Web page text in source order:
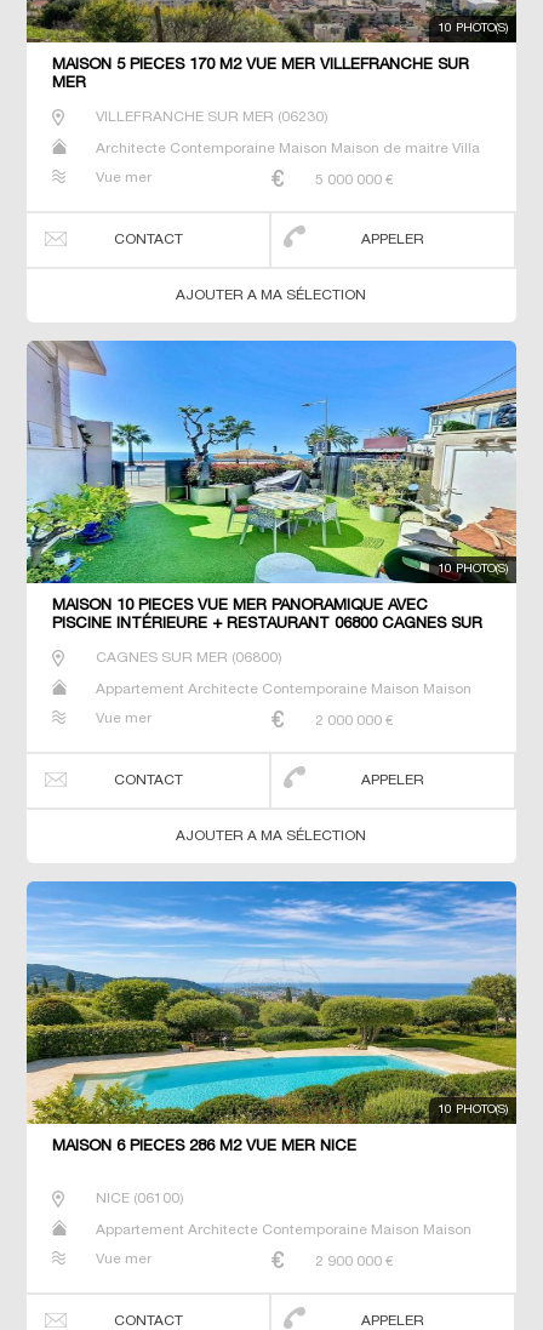
10 PHOTO(S)
MAISON 5 PIECES 170 M2 VUE MER VILLEFRANCHE SUR
MER
VILLEFRANCHE SUR MER (06230)
Architecte Contemporaine Maison Maison de maitre Villa
Vue mer 5 000 000 €
CONTACT APPELER
AJOUTER A MA SÉLECTION
10 PHOTO(S)
MAISON 10 PIÈCES VUE MER PANORAMIQUE AVEC
PISCINE INTÉRIEURE + RESTAURANT 06800 CAGNES SUR
CAGNES SUR MER (06800)
Appartement Architecte Contemporaine Maison Maison
Vue mer
2 000 000 €
CONTACT APPELER
AJOUTER A MA SÉLECTION
10 PHOTO(S)
MAISON 6 PIECES 286 M2 VUE MER NICE
NICE(06100)
Appartement Architecte Contemporaine Maison Maison
Vue mer
2 900 000 €
CONTACT APPELER